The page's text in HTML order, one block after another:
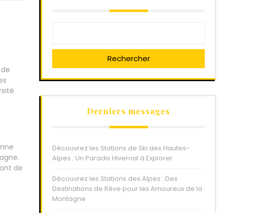
de
Rechercher
Derniers messages
Découvrez les Stations de Ski des Hautes-
Alpes : Un Paradis Hivernal à Explorer
Découvrez les Stations des Alpes : Des
Destinations de Rêve pour les Amoureux de la
Montagne